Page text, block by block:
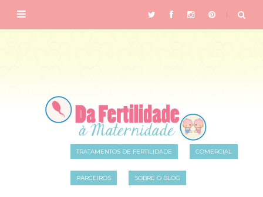
TRATAMENTOS DE FERTILIDADE COMERCIAL
PARCEIROS SOBRE O BLOG